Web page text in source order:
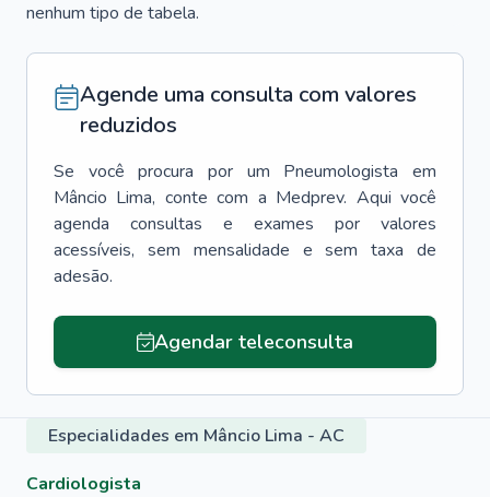
nenhum tipo de tabela.
Agende uma consulta com valores
reduzidos
Se você procura por um Pneumologista
em
Mâncio Lima, conte com a Medprev. Aqui você
agenda consultas e exames por valores
acessíveis, sem mensalidade e sem taxa de
adesão.
Agendar teleconsulta
Especialidades em Mâncio Lima - AC
Cardiologista